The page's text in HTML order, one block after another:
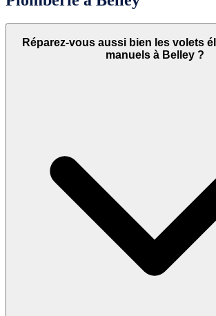
Réparez-vous aussi bien les volets
manuels à Belley ?